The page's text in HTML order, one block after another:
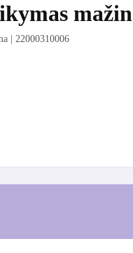
| 22000310006